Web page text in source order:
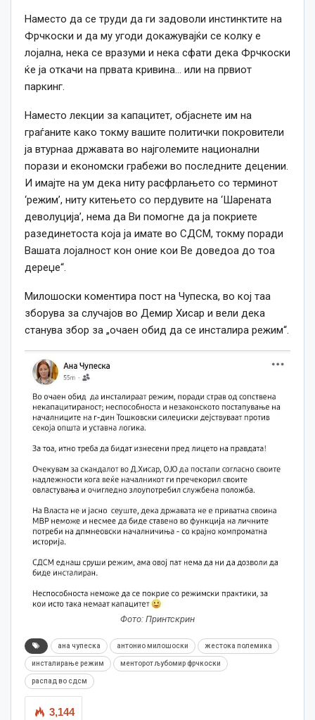
Наместо да се труди да ги задоволи инстинктите на
Фрчкоски и да му угоди докажувајќи се колку е
лојална, нека се вразуми и нека сфати дека Фрчкоски
ќе ја откачи на првата кривина… или на првиот
паркинг.
Наместо лекции за капацитет, објаснете им на
граѓаните како токму вашите политички покровители
ја втурнаа државата во најголемите национални
порази и економски грабежи во последните децении.
И имајте на ум дека ниту расфрлањето со терминот
‘режим’, ниту китењето со пердувите на ‘Шарената
деволуција’, нема да Ви помогне да ја покриете
разединетоста која ја имате во СДСМ, токму поради
Вашата лојалност кон оние кои Ве доведоа до тоа
дереџе“.
Милошоски коментира пост на Чупеска, во кој таа
зборува за случајов во Демир Хисар и вели дека
станува збор за „очаен обид да се инсталира режим“.
Фото: Принтскрин
ана чупеска антонио милошоски жестока полемика
инсталирање режим менторот љубомир фрчкоски
распад во сдсм
3,144